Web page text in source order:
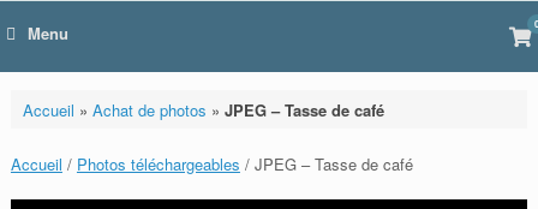
Menu 0
Accueil » Achat de photos » JPEG – Tasse de café
Accueil / Photos téléchargeables / JPEG – Tasse de café